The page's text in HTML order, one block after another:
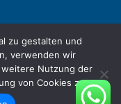
zu gestalten und
verwenden wir
Nutzung der
von Cookies zu.